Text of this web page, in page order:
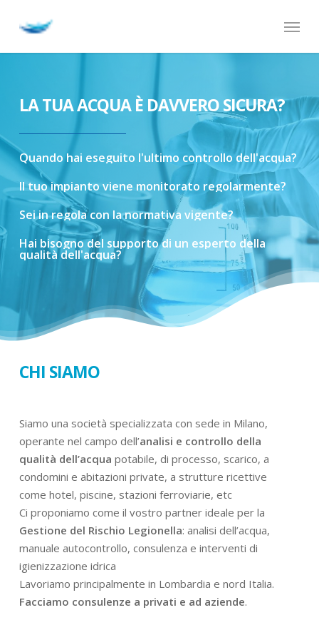
Menu
LA TUA ACQUA È DAVVERO SICURA?
Quando hai eseguito l'ultimo controllo dell'acqua?
Il tuoimpianto viene monitorato regolarmente?
Seiinregola con lanormativa vigente?
Hai bisognodel supportodi un esperto della
qualitàdell'acqua?
CHI SIAMO
Siamo una società specializzata con sede in Milano,
operante nel campo dell’analisi e controllo della
qualità dell’acqua potabile, di processo, scarico, a
condomini e abitazioni private, a strutture ricettive
come hotel, piscine, stazioni ferroviarie, etc
Ci proponiamo come il vostro partner ideale per la
Gestione del Rischio Legionella: analisi dell’acqua,
manuale autocontrollo, consulenza e interventi di
igienizzazione idrica
Lavoriamo principalmente in Lombardia e nord Italia.
Facciamo consulenze a privati e ad aziende.